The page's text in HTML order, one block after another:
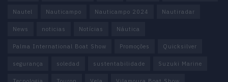
Nautel Nauticampo Nauticampo 2024 Nautiradar
News noticias Notícias Náutica
Palma International Boat Show Promoções Quicksilver
segurança soledad sustentabilidade Suzuki Marine